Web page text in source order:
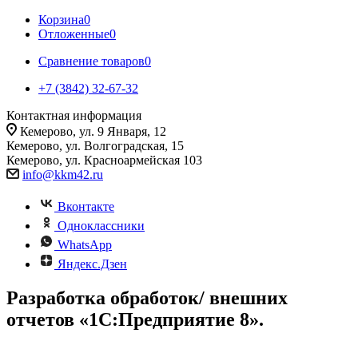
Корзина0
Отложенные0
Сравнение товаров0
+7 (3842) 32-67-32
Контактная информация
Кемерово, ул. 9 Января, 12
Кемерово, ул. Волгоградская, 15
Кемерово, ул. Красноармейская 103
info@kkm42.ru
Вконтакте
Одноклассники
WhatsApp
Яндекс.Дзен
Разработка обработок/ внешних
отчетов «1С:Предприятие 8».